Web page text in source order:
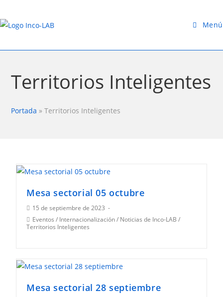
al
contenido
Menú
Territorios Inteligentes
Portada »Territorios Inteligentes
Mesa sectorial 05 octubre
Publicación
de
la
15 de septiembre de 2023
Categoría
de
Eventos / Internacionalización / Noticias de Inco-LAB /
Territorios Inteligentes
Mesa sectorial 28 septiembre